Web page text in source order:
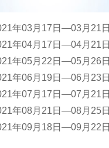
年03月17日—03月21日
年04月17日—04月21日
年05月22日—05月26日
年06月19日—06月23日
年07月17日—07月21日
年08月21日—08月25日
年09月18日—09月22日